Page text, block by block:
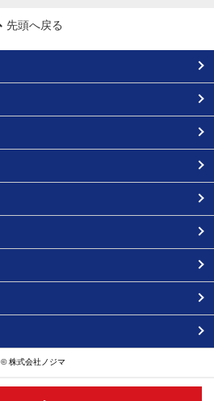
先頭へ戻る
© 株式会社ノジマ